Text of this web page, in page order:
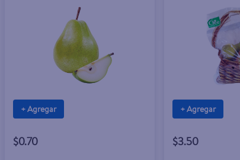
+ Agregar
$0.70
+ Agregar
$3.50